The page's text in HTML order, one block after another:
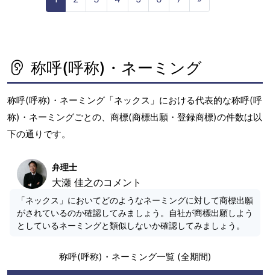
e
称呼(呼称)・ネーミング
称呼(呼称)・ネーミング「ネックス」における代表的な称呼(呼
称)・ネーミングごとの、商標(商標出願・登録商標)の件数は以
下の通りです。
弁理士
大瀬 佳之のコメント
「ネックス」においてどのようなネーミングに対して商標出願
がされているのか確認してみましょう。自社が商標出願しよう
としているネーミングと類似しないか確認してみましょう。
称呼(呼称)・ネーミング一覧 (全期間)